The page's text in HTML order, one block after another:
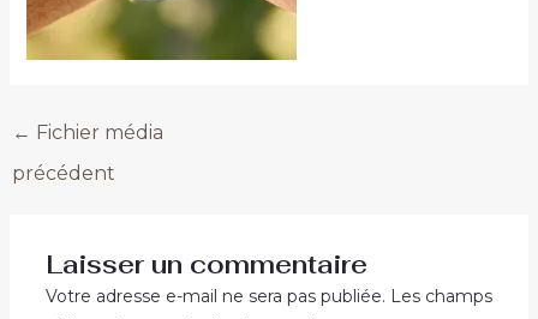
← Fichier média
précédent
Laisser un commentaire
Votre adresse e-mail ne sera pas publiée. Les champs